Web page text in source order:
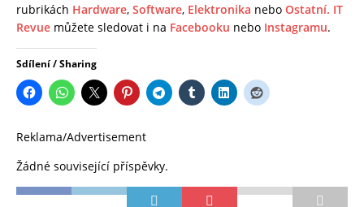
rubrikách Hardware, Software, Elektronika nebo Ostatní. IT
Revue můžete sledovat i na Facebooku nebo Instagramu.
Sdílení / Sharing
Reklama/Advertisement
Žádné související příspěvky.